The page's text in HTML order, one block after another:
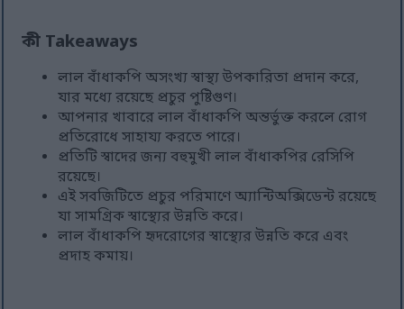
কী Takeaways
লাল বাঁধাকপি অসংখ্য স্বাস্থ্য উপকারিতা প্রদান করে,
যার মধ্যে রয়েছে প্রচুর পুষ্টিগুণ।
আপনার খাবারে লাল বাঁধাকপি অন্তর্ভুক্ত করলে রোগ
প্রতিরোধে সাহায্য করতে পারে।
প্রতিটি স্বাদের জন্য বহুমুখী লাল বাঁধাকপির রেসিপি
রয়েছে।
এই সবজিটিতে প্রচুর পরিমাণে অ্যান্টিঅক্সিডেন্ট রয়েছে
যা সামগ্রিক স্বাস্থ্যের উন্নতি করে।
লাল বাঁধাকপি হৃদরোগের স্বাস্থ্যের উন্নতি করে এবং
প্রদাহ কমায়।